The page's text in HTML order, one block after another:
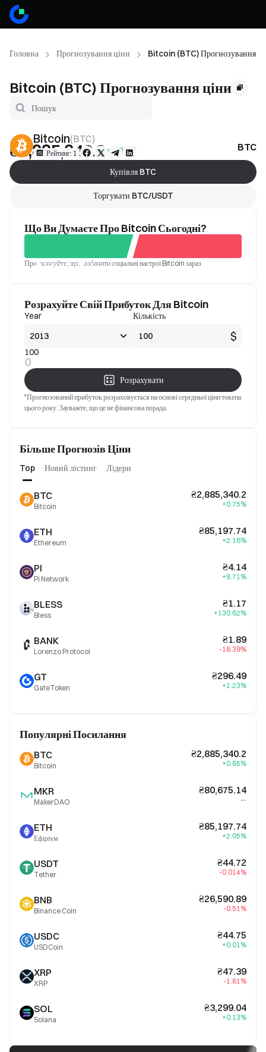
Головна Прогнозування ціни Bitcoin (BTC) Прогнозування
Bitcoin (BTC) Прогнозування ціни
Bitcoin(BTC)
Рейтинг: 1 BTC
₴2,885,340.2 +0.85%
Купівля BTC
Торгувати BTC/USDT
Що Ви Думаєте Про Bitcoin Сьогодні?
Хороший Поганий
Проголосуйте, щоб побачити соціальні настрої Bitcoin зараз
Розрахуйте Свій Прибуток Для Bitcoin
Year Кількість
$
100
0
Розрахувати
*Прогнозований прибуток розраховується на основі середньої ціни токена
цього року. Зауважте, що це не фінансова порада.
Більше Прогнозів Ціни
Top Новий лістинг Лідери
BTC
Bitcoin
₴2,885,340.2
+0.75%
ETH
Ethereum
₴85,197.74
+2.16%
PI
Pi Network
₴4.14
+8.71%
BLESS
Bless
₴1.17
+130.62%
BANK
Lorenzo Protocol
₴1.89
-18.39%
GT
GateToken
₴296.49
+1.23%
Популярні Посилання
BTC
Bitcoin
₴2,885,340.2
+0.85%
MKR
MakerDAO
₴80,675.14
--
ETH
Ефіріум
₴85,197.74
+2.05%
USDT
Tether
₴44.72
-0.014%
BNB
Binance Coin
₴26,590.89
-0.51%
USDC
USDCoin
₴44.75
+0.01%
XRP
XRP
₴47.39
-1.81%
SOL
Solana
₴3,299.04
+0.13%